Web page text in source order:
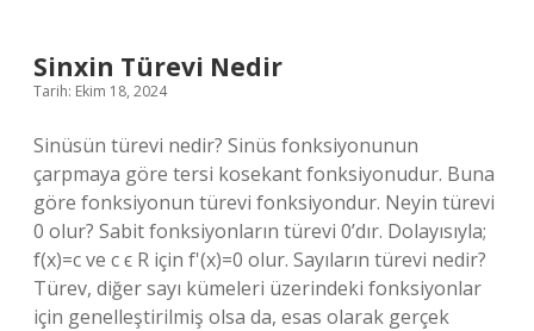
Sinxin Türevi Nedir
Tarih: Ekim 18, 2024
Sinüsün türevi nedir? Sinüs fonksiyonunun
çarpmaya göre tersi kosekant fonksiyonudur. Buna
göre fonksiyonun türevi fonksiyondur. Neyin türevi
0 olur? Sabit fonksiyonların türevi 0’dır. Dolayısıyla;
f(x)=c ve c ϵ R için f'(x)=0 olur. Sayıların türevi nedir?
Türev, diğer sayı kümeleri üzerindeki fonksiyonlar
için genelleştirilmiş olsa da, esas olarak gerçek